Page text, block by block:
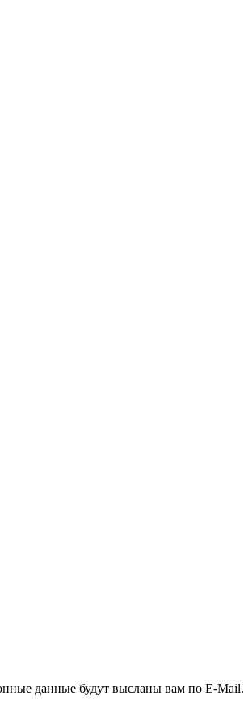
данные будут высланы вам по E-Mail.